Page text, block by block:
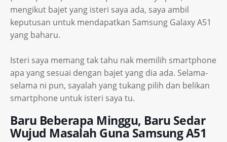
mengikut bajet yang isteri saya ada, saya ambil
keputusan untuk mendapatkan Samsung Galaxy A51
yang baharu.
Isteri saya memang tak tahu nak memilih smartphone
apa yang sesuai dengan bajet yang dia ada. Selama-
selama ni pun, sayalah yang tukang pilih dan belikan
smartphone untuk isteri saya tu.
Baru Beberapa Minggu, Baru Sedar
Wujud Masalah Guna Samsung A51